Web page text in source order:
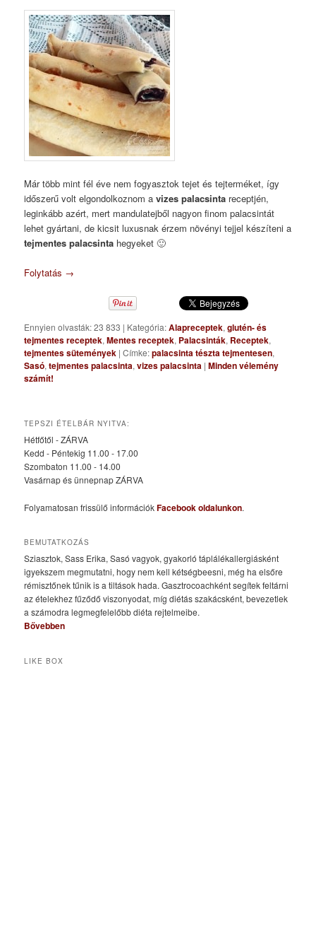
Már több mint fél éve nem fogyasztok tejet és tejterméket, így
időszerű volt elgondolkoznom avizes palacsinta receptjén,
leginkább azért, mert mandulatejből nagyon finom palacsintát
lehet gyártani, de kicsit luxusnak érzem növényi tejjel készíteni a
tejmentes palacsinta hegyeket 🙂
Folytatás →
Ennyien olvasták: 23 833 | Kategória:Alapreceptek,glutén- és
tejmentes receptek,Mentes receptek, Palacsinták, Receptek,
tejmentes sütemények |Címke:palacsinta tészta tejmentesen,
Sasó,tejmentes palacsinta,vizes palacsinta |Minden vélemény
számít!
TEPSZI ÉTELBÁR NYITVA:
Hétfőtől - ZÁRVA
Kedd - Péntekig 11.00 - 17.00
Szombaton 11.00 - 14.00
Vasárnap és ünnepnap ZÁRVA
Folyamatosan frissülő információkFacebook oldalunkon.
BEMUTATKOZÁS
Sziasztok, Sass Erika, Sasó vagyok, gyakorló táplálékallergiásként
igyekszem megmutatni, hogy nem kell kétségbeesni, még ha elsőre
rémisztőnek tűnik is a tiltások hada. Gasztrocoachként segítek feltárni
az ételekhez fűződő viszonyodat, míg diétás szakácsként, bevezetlek
a számodra legmegfelelőbb diéta rejtelmeibe.
Bővebben
LIKE BOX